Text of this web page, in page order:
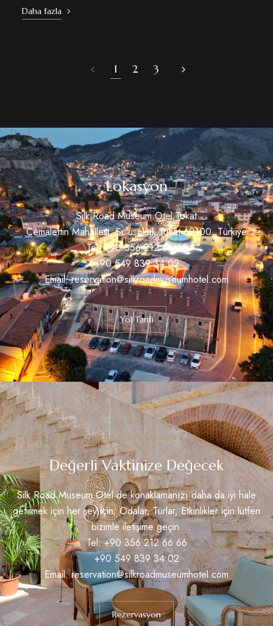
Daha fazla
1 2 3
Lokasyon
Silk Road Museum Otel Tokat
Cemalettin Mahallesi, Sulusokak Tokat 60100, Türkiye
Tel: +90 356 212 66 66
+90 549 839 34 02
Email: reservation@silkroadmuseumhotel.com
Yol Tarifi
ODA REZERVASYON
Değerli Vaktinize Değecek
Silk Road Museum Otel de konaklamanızı daha da iyi hale
getirmek için her şey için; Odalar, Turlar, Etkinlikler için lütfen
bizimle iletişime geçin.
Tel: +90 356 212 66 66
+90 549 839 34 02
Email: reservation@silkroadmuseumhotel.com
Rezervasyon